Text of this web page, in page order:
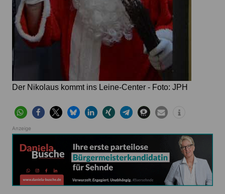
Der Nikolaus kommt ins Leine-Center - Foto: JPH
Anzeige